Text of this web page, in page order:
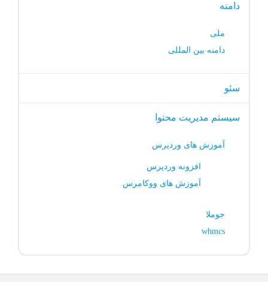
دامنه
ملی
دامنه بین المللی
سئو
سیستم مدیریت محتوا
آموزش های وردپرس
افزونه وردپرس
آموزش های ووکامرس
جوملا
whmcs